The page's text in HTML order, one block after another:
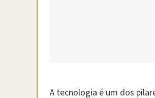
A tecnologia é um dos